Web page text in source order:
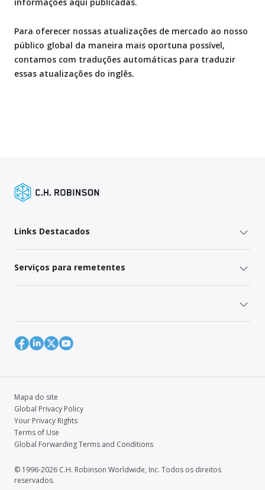
informações aqui publicadas.
Para oferecer nossas atualizações de mercado ao nosso
público global da maneira mais oportuna possível,
contamos com traduções automáticas para traduzir
essas atualizações do inglês.
Links Destacados
Serviços para remetentes
Mapa do site
Global Privacy Policy
Your Privacy Rights
Terms of Use
Global Forwarding Terms and Conditions
© 1996-2026 C.H. Robinson Worldwide, Inc. Todos os direitos
reservados.